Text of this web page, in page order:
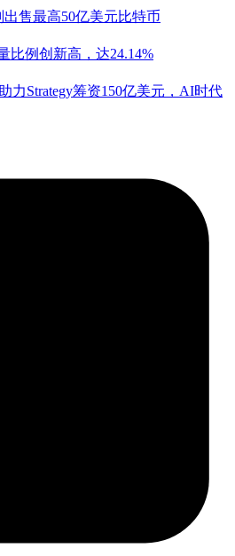
出售最高50亿美元比特币
比例创新高，达24.14%
力Strategy筹资150亿美元，AI时代